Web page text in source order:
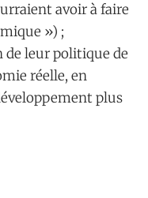
avoir à faire
») ;
leur politique de
réelle, en
plus